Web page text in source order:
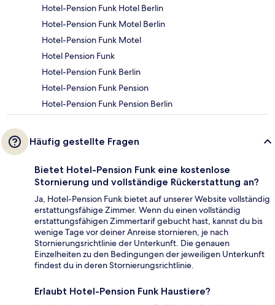
Hotel-Pension Funk Hotel Berlin
Hotel-Pension Funk Motel Berlin
Hotel-Pension Funk Motel
Hotel Pension Funk
Hotel-Pension Funk Berlin
Hotel-Pension Funk Pension
Hotel-Pension Funk Pension Berlin
Häufig gestellte Fragen
Bietet Hotel-Pension Funk eine kostenlose
Stornierung und vollständige Rückerstattung an?
Ja, Hotel-Pension Funk bietet auf unserer Website vollständig
erstattungsfähige Zimmer. Wenn du einen vollständig
erstattungsfähigen Zimmertarif gebucht hast, kannst du bis
wenige Tage vor deiner Anreise stornieren, je nach
Stornierungsrichtlinie der Unterkunft. Die genauen
Einzelheiten zu den Bedingungen der jeweiligen Unterkunft
findest du in deren Stornierungsrichtlinie.
Erlaubt Hotel-Pension Funk Haustiere?